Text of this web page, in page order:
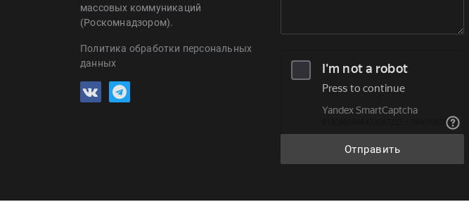
массовых коммуникаций
(Роскомнадзором).
Политика обработки персональных
данных
Отправить